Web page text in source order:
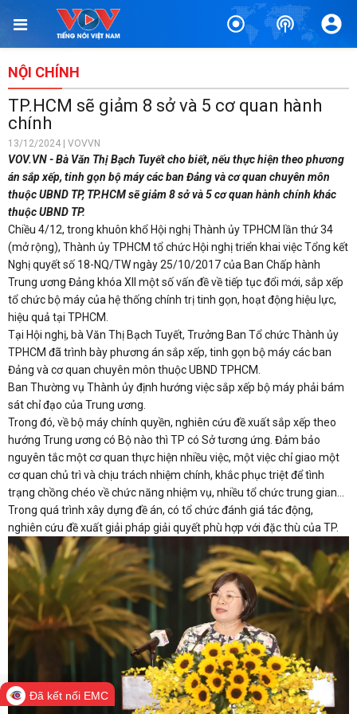
NỘI CHÍNH
TP.HCM sẽ giảm 8 sở và 5 cơ quan hành
chính
13/12/2024 | VOVVN
VOV.VN - Bà Văn Thị Bạch Tuyết cho biết, nếu thực hiện theo phương
án sắp xếp, tinh gọn bộ máy các ban Đảng và cơ quan chuyên môn
thuộc UBND TP, TP.HCM sẽ giảm 8 sở và 5 cơ quan hành chính khác
thuộc UBND TP.
Chiều 4/12, trong khuôn khổ Hội nghị Thành ủy TPHCM lần thứ 34
(mở rộng), Thành ủy TPHCM tổ chức Hội nghị triển khai việc Tổng kết
Nghị quyết số 18-NQ/TW ngày 25/10/2017 của Ban Chấp hành
Trung ương Đảng khóa XII một số vấn đề về tiếp tục đổi mới, sắp xếp
tổ chức bộ máy của hệ thống chính trị tinh gọn, hoạt động hiệu lực,
hiệu quả tại TPHCM.
Tại Hội nghị, bà Văn Thị Bạch Tuyết, Trưởng Ban Tổ chức Thành ủy
TPHCM đã trình bày phương án sắp xếp, tinh gọn bộ máy các ban
Đảng và cơ quan chuyên môn thuộc UBND TPHCM.
Ban Thường vụ Thành ủy định hướng việc sắp xếp bộ máy phải bám
sát chỉ đạo của Trung ương.
Trong đó, về bộ máy chính quyền, nghiên cứu đề xuất sắp xếp theo
hướng Trung ương có Bộ nào thì TP có Sở tương ứng. Đảm bảo
nguyên tắc một cơ quan thực hiện nhiều việc, một việc chỉ giao một
cơ quan chủ trì và chịu trách nhiệm chính, khắc phục triệt để tình
trạng chồng chéo về chức năng nhiệm vụ, nhiều tổ chức trung gian…
Trong quá trình xây dựng đề án, có tổ chức đánh giá tác động,
nghiên cứu đề xuất giải pháp giải quyết phù hợp với đặc thù của TP.
Đã kết nối EMC